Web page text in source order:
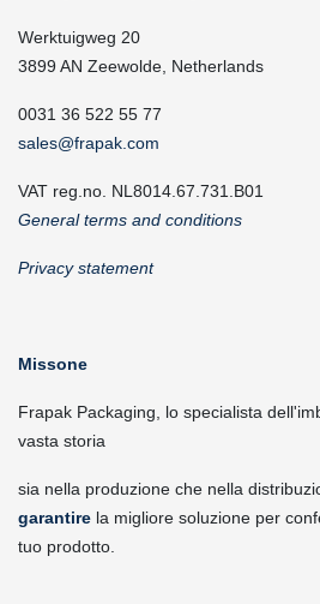
Werktuigweg 20
3899 AN Zeewolde, Netherlands
0031 36 522 55 77
sales@frapak.com
VAT reg.no. NL8014.67.731.B01
General terms and conditions
Privacy statement
Missone
Frapak Packaging, lo specialista
vasta storia
sia nella produzione che nella
garantire la migliore soluzione per
tuo prodotto.